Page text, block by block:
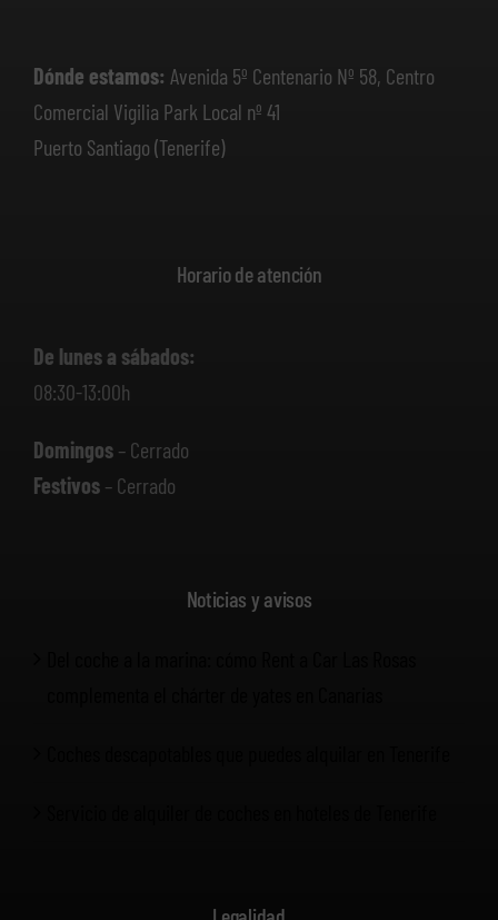
Dónde estamos: Avenida 5º Centenario Nº 58, Centro
Comercial Vigilia Park Local nº 41
Puerto Santiago (Tenerife)
Horario de atención
De lunes a sábados:
08:30-13:00h
Domingos– Cerrado
Festivos– Cerrado
Noticias y avisos